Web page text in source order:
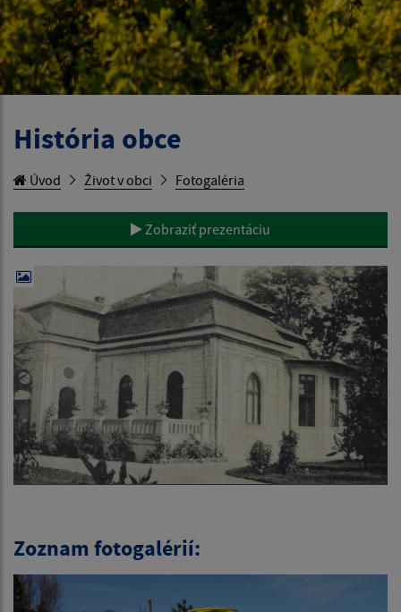
História obce
Úvod Život v obci Fotogaléria
Zobraziť prezentáciu
Zoznam fotogalérií: